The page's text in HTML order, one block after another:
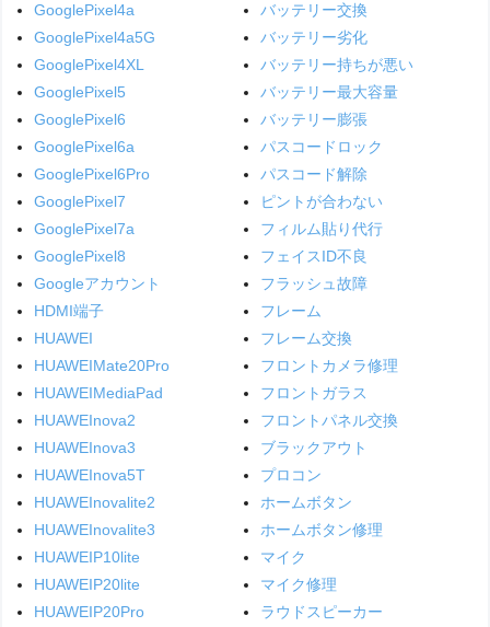
GooglePixel4a
GooglePixel4a5G
GooglePixel4XL
GooglePixel5
GooglePixel6
GooglePixel6a
GooglePixel6Pro
GooglePixel7
GooglePixel7a
GooglePixel8
Googleアカウント
HDMI端子
HUAWEI
HUAWEIMate20Pro
HUAWEIMediaPad
HUAWEInova2
HUAWEInova3
HUAWEInova5T
HUAWEInovalite2
HUAWEInovalite3
HUAWEIP10lite
HUAWEIP20lite
HUAWEIP20Pro
バッテリー交換
バッテリー劣化
バッテリー持ちが悪い
バッテリー最大容量
バッテリー膨張
パスコードロック
パスコード解除
ピントが合わない
フィルム貼り代行
フェイスID不良
フラッシュ故障
フレーム
フレーム交換
フロントカメラ修理
フロントガラス
フロントパネル交換
ブラックアウト
プロコン
ホームボタン
ホームボタン修理
マイク
マイク修理
ラウドスピーカー